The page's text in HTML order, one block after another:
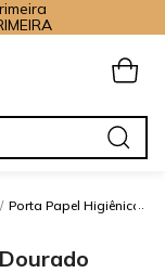
/ Porta Papel Higiênico